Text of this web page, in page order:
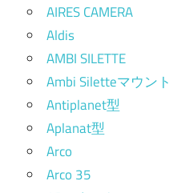
AIRES CAMERA
Aldis
AMBI SILETTE
Ambi Siletteマウント
Antiplanet型
Aplanat型
Arco
Arco 35